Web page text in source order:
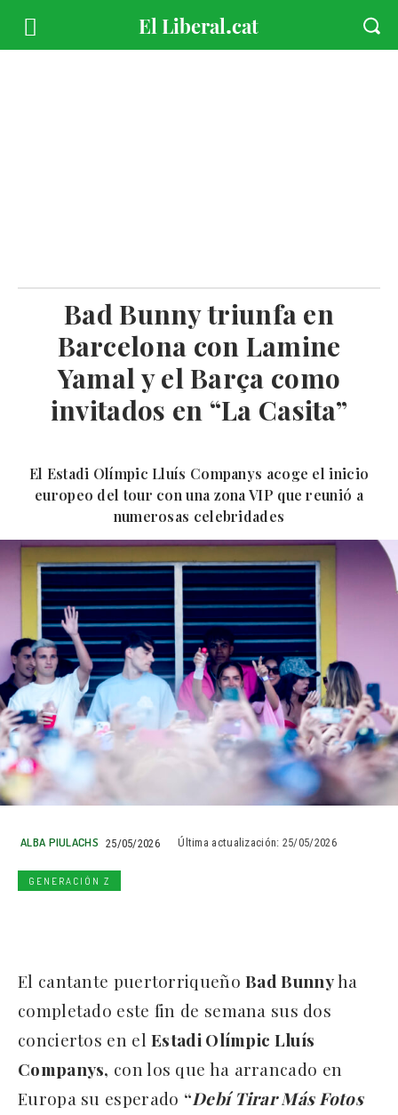
Bad Bunny triunfa en
Barcelona con Lamine
Yamal y el Barça como
invitados en “La Casita”
El Estadi Olímpic Lluís Companys acoge el inicio
europeo del tour con una zona VIP que reunió a
numerosas celebridades
ALBA PIULACHS 25/05/2026 Última actualización: 25/05/2026
GENERACIÓN Z
El cantante puertorriqueñoBad Bunnyha
completado este fin de semana sus dos
conciertos en elEstadi Olímpic Lluís
Companys, con los que ha arrancado en
Europa su esperado “Debí Tirar Más Fotos